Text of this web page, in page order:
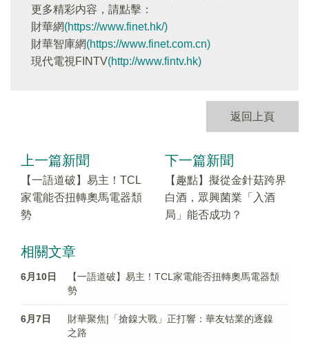
更多精彩内容，請點擊：
財華網(https://www.finet.hk/)
財華智庫網(https://www.finet.com.cn)
現代電視FINTV(http://www.fintv.hk)
返回上頁
上一篇新聞
【一語道破】易主！TCL
家電能否扭轉奧馬電器頹
勢
下一篇新聞
【趣點】擬從金針菇跨界
白酒，眾興菌業「入酒
局」能否成功？
相關文章
6月10日
【一語道破】易主！TCL家電能否扭轉奧馬電器頹
勢
6月7日
財華聚焦|「搶鎳大戰」正打響：華友钴業的逐鎳
之路